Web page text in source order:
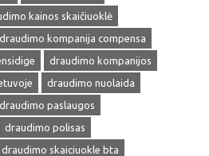
kainos skaičiuoklė
draudimo kompanija compensa
draudimo kompanijos
draudimo nuolaida
draudimo paslaugos
draudimo polisas
draudimo skaiciuokle bta